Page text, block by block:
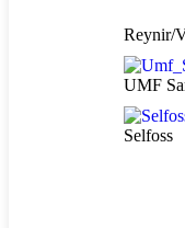
Reynir/
UMF
Selfoss